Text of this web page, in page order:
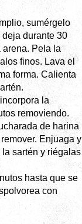
sumérgelo
durante 30
arena. Pela la
finos. Lava el
forma. Calienta
la
removiendo.
de harina
Enjuaga y
sartén y riégalas
hasta que se
con